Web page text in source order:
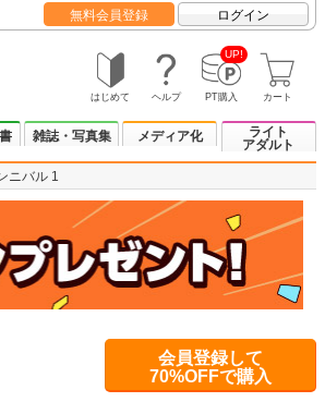
無料会員登録 ログイン
はじめて ヘルプ
UP!
PT購入 カート
雑誌・写真集 メディア化
ライト
アダルト
ニバル 1
会員登録して
70%OFFで購入